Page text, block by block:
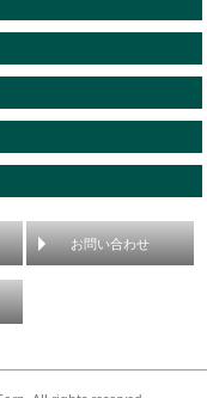
お問い合わせ